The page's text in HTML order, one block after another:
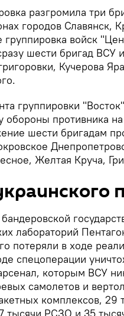
разгромила три
городов Славянск,
группировка войск
шести бригад ВСУ
Кучерова
группировки
обороны противника
шести бригадам
Желтая Круча,
лабораторий
потеряли в ходе
спецоперации
которым ВСУ
самолетов и
комплексов, 29
РСЗО и 35